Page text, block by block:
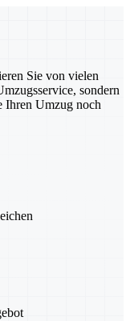
Sie von vielen
sondern
Ihren Umzug noch